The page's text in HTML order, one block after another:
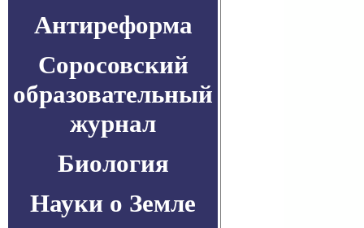
Антиреформа
Соросовский
образовательный
журнал
Биология
Науки о Земле